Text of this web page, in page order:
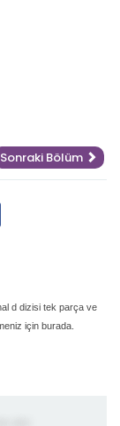
Sonraki Bölüm
d dizisi tek parça ve
için burada.